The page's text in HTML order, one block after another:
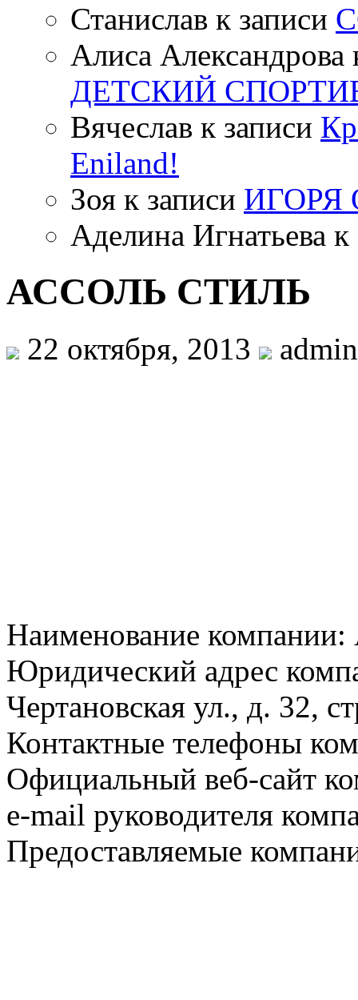
Станислав к записи
Алиса Александрова
ДЕТСКИЙ
Вячеслав к записи
Eniland!
Зоя к записи ИГОРЯ
Аделина Игнатьева к
АССОЛЬ СТИЛЬ
22 октября, 2013 admin
Наименование
Юридический адрес
Чертановская ул., д. 32,
Контактные телефоны
Официальный веб-сайт
e-mail руководителя
Предоставляемые